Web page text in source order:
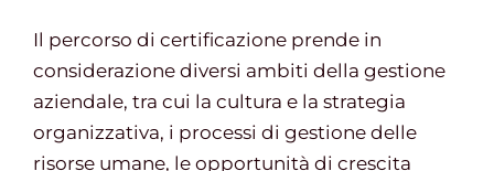
Il percorso di certificazione prende in
considerazione diversi ambiti della gestione
aziendale, tra cui la cultura e la strategia
organizzativa, i processi di gestione delle
risorse umane, le opportunità di crescita